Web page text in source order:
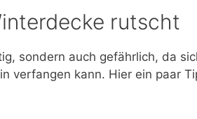
rutscht
sondern auch gefährlich, da
verfangen kann. Hier ein paar